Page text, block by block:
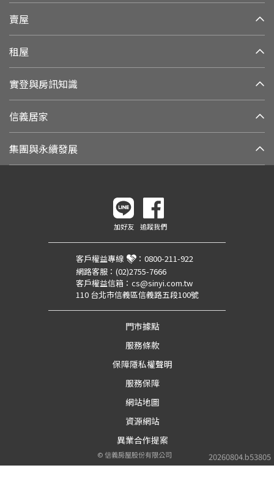
賣屋
租屋
實登與房訊知識
信義居家
集團與永續發展
20260804.b53805
加好友 追蹤我們
客戶權益專線 ： 0800-211-922
網路客服： (02)2755-7666
客戶權益信箱： cs@sinyi.com.tw
110 台北市信義區信義路五段100號
門市據點
服務條款
保障隱私權聲明
服務保障
網站地圖
資源網站
異業合作提案
©信義房屋股份有限公司